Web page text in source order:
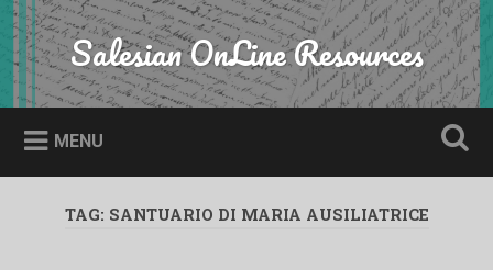
Skip
to
content
Search Salesian OnLine Resources
MENU
TAG: SANTUARIO DI MARIA AUSILIATRICE